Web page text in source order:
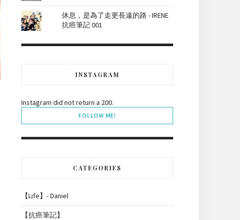
休息，是為了走更長遠的路 - IRENE
抗癌筆記 001
INSTAGRAM
Instagram did not return a 200.
FOLLOW ME!
CATEGORIES
【Life】- Daniel
【抗癌筆記】